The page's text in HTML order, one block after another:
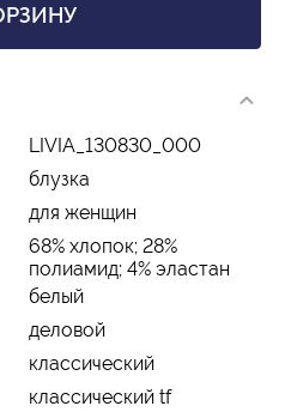
LIVIA_130830_000
блузка
для женщин
68% хлопок; 28%
полиамид; 4% эластан
белый
деловой
классический
классический tf